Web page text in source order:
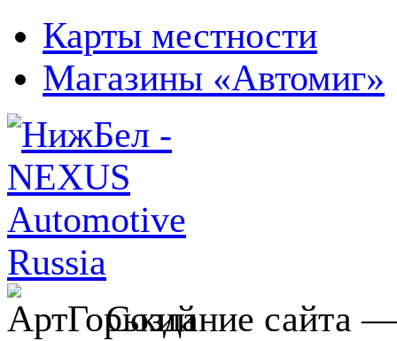
Карты местности
Магазины «Автомиг»
Создание сайта